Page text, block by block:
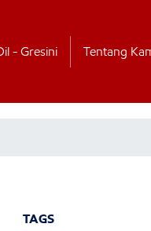
- Gresini Tentang
TAGS